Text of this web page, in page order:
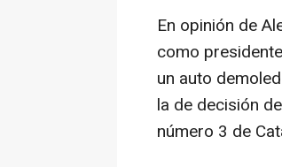
En opinión de
como
un auto
la de decisión
número 3 de